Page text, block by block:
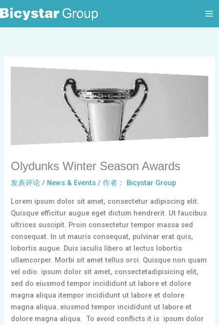
至
内
Olydunks Winter Season Awards
发表评论 / News & Events / 作者： Bicystar Group
Lorem ipsum dolor sit amet, consectetur adipiscing elit.
Quisque efficitur augue eget dictum hendrerit. Ut faucibus
ultrices suscipit. Proin consectetur tempor massa sed
consequat. In ut mauris consequat, pulvinar erat quis,
lobortis augue. Duis iaculis libero at lectus lobortis
ullamcorper. Morbi sit amet tellus orci. Quisque non quam
vel odio ipsum dolor sit amet, consectetadipisicing elit,
sed do eiusmod tempor incididunt ut labore et dolore
magna aliqua itempor incididunt ut labore et dolore
magna aliqua..eiusmod tempor incididunt ut labore et
dolore magna aliqua. To avoid conflicts it is ipsum dolor